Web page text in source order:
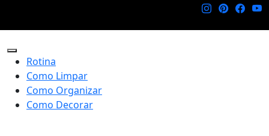
Rotina
Como Limpar
Como Organizar
Como Decorar